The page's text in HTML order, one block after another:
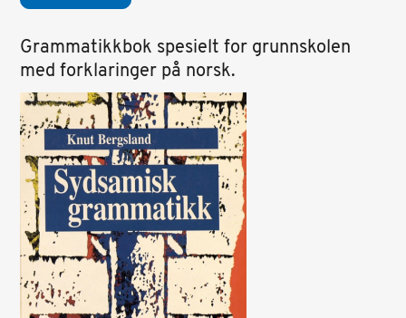
Grammatikkbok spesielt for grunnskolen
med forklaringer på norsk.